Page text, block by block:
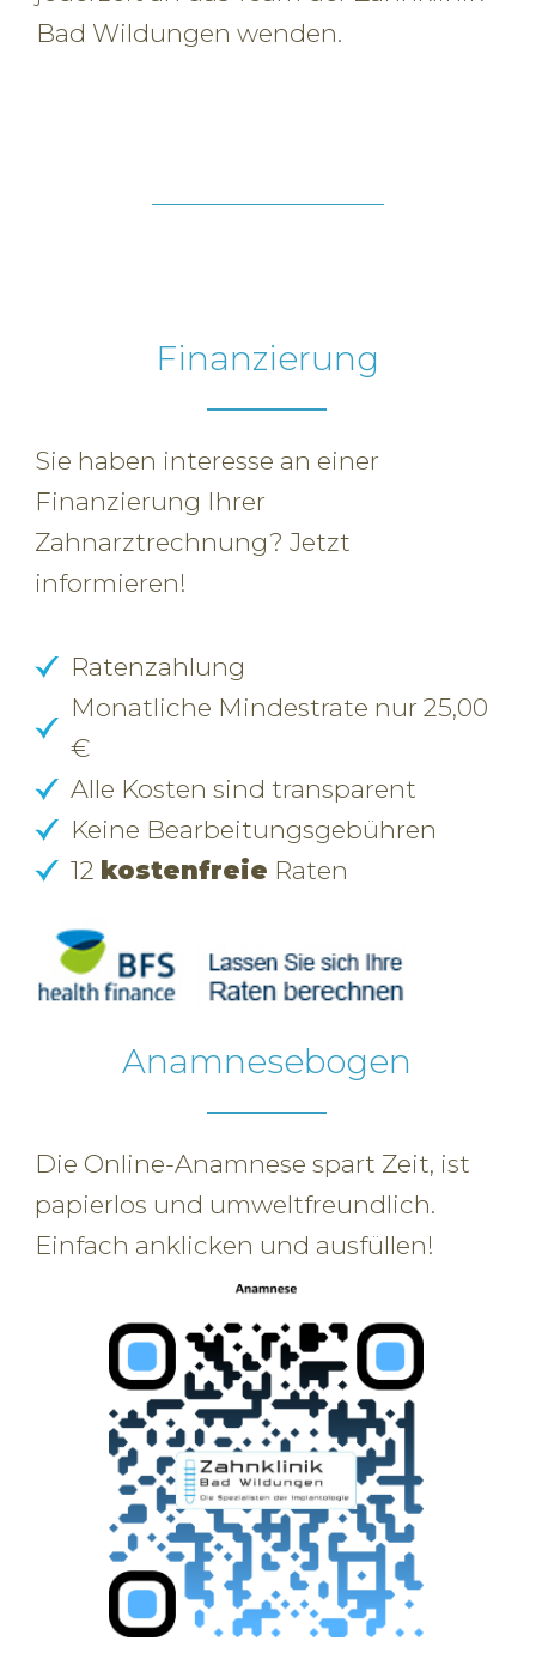
Bad Wildungen wenden.
Finanzierung
Sie haben interesse an einer
Finanzierung Ihrer
Zahnarztrechnung? Jetzt
informieren!
Ratenzahlung
Monatliche Mindestrate nur 25,00
€
Alle Kosten sind transparent
Keine Bearbeitungsgebühren
12 kostenfreie Raten
Anamnesebogen
Die Online-Anamnese spart Zeit, ist
papierlos und umweltfreundlich.
Einfach anklicken und ausfüllen!